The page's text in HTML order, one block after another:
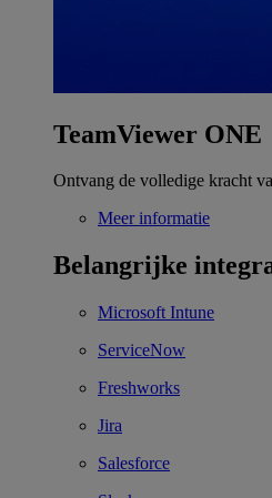
TeamViewer ONE
Ontvang de volledige kracht
Meer informatie
Belangrijke
Microsoft Intune
ServiceNow
Freshworks
Jira
Salesforce